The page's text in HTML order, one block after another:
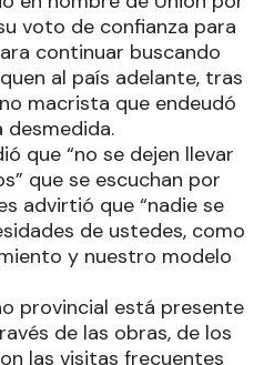
voto de confianza para
continuar buscando
al país adelante, tras
macrista que endeudó
desmedida.
que “no se dejen llevar
que se escuchan por
advirtió que “nadie se
de ustedes, como
y nuestro modelo
provincial está presente
de las obras, de los
las visitas frecuentes